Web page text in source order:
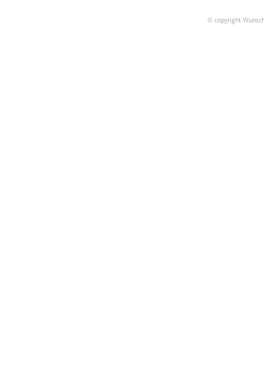
© copyright